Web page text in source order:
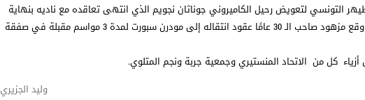
التونسي لتعويض رحيل الكاميروني جوناثان نجويم الذي انتهى تعاقده مع ناديه بنهاية
الموسم المنقضي.ووقع مزهود صاحب الـ 30 عامًا عقود انتقاله إلى مودرن سبورت لمدة 3 مواسم مقبلة في صفقة
كل من الاتحاد المنستيري وجمعية جربة ونجم المتلوي.
وليد الجزيري